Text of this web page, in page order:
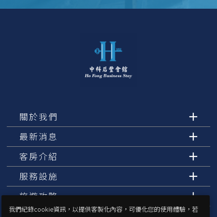
關於我們
最新消息
客房介紹
服務設施
旅遊攻略
我們紀錄cookie資訊，以提供客製化內容，可優化您的使用體驗，若